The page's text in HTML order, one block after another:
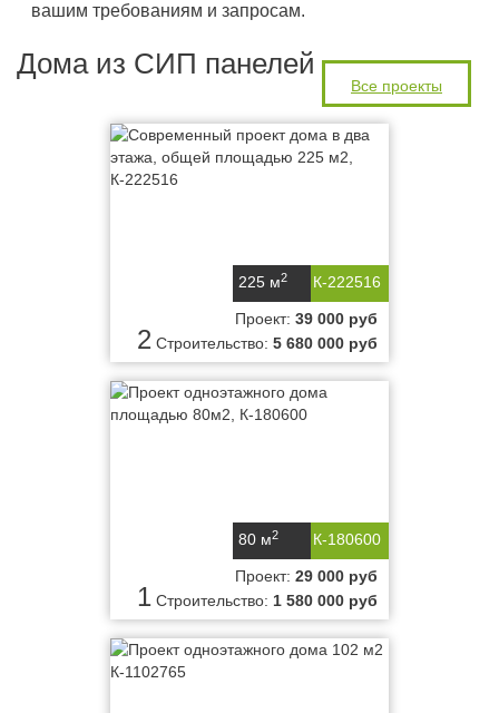
вашим требованиям и запросам.
Дома из СИП панелей
Все проекты
К-222516
225 м2
2
Проект: 39 000 руб
Строительство: 5 680 000 руб
К-180600
80 м2
1
Проект: 29 000 руб
Строительство: 1 580 000 руб